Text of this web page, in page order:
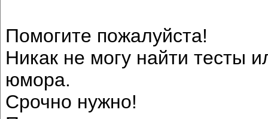
Помогите пожалуйста!
Никак не могу найти тесты
юмора.
Срочно нужно!